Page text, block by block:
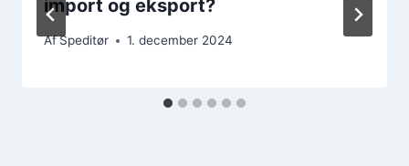
import og eksport?
AfSpeditør 1. december 2024